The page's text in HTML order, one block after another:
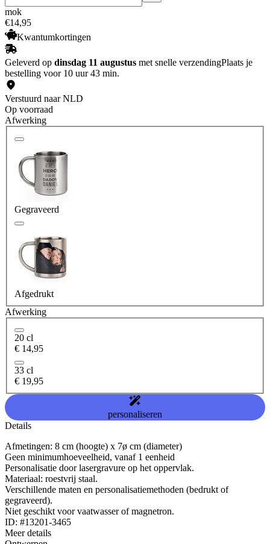
mok
€14,95
Kwantumkortingen
Geleverd op dinsdag 11 augustus met snelle verzendingPlaats je
bestelling voor 10 uur 43 min.
Verstuurd naar NLD
Op voorraad
Afwerking
Gegraveerd
Afgedrukt
Afwerking
20 cl
€ 14,95
33 cl
€ 19,95
personaliseren
Details
Afmetingen: 8 cm (hoogte) x 7ø cm (diameter)
Geen minimumhoeveelheid, vanaf 1 eenheid
Personalisatie door lasergravure op het oppervlak.
Materiaal: roestvrij staal.
Verschillende maten en personalisatiemethoden (bedrukt of
gegraveerd).
Niet geschikt voor vaatwasser of magnetron.
ID: #13201-3465
Meer details